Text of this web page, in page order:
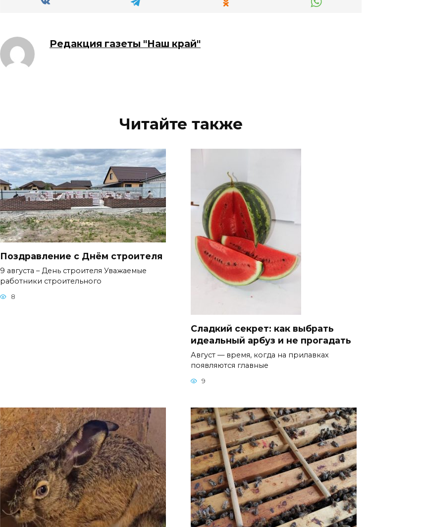
Редакция газеты "Наш край"
Читайте также
Поздравление с Днём строителя
9 августа – День строителя Уважаемые
работники строительного
8
Сладкий секрет: как выбрать
идеальный арбуз и не прогадать
Август — время, когда на прилавках
появляются главные
9